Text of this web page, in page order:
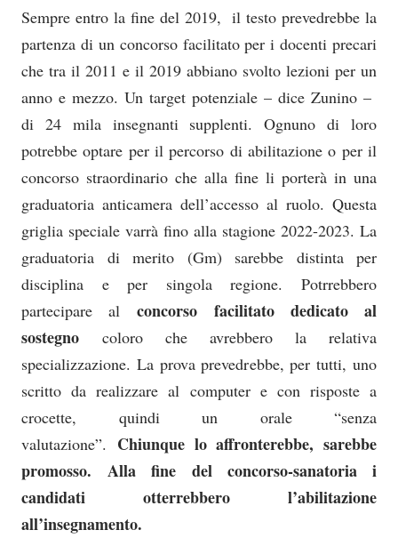
Sempre entro la fine del 2019, il testo prevedrebbe la
partenza di un concorso facilitato per i docenti precari
che tra il 2011 e il 2019 abbiano svolto lezioni per un
anno e mezzo. Un target potenziale – dice Zunino –
di 24 mila insegnanti supplenti. Ognuno di loro
potrebbe optare per il percorso di abilitazione o per il
concorso straordinario che alla fine li porterà in una
graduatoria anticamera dell’accesso al ruolo. Questa
griglia speciale varrà fino alla stagione 2022-2023. La
graduatoria di merito (Gm) sarebbe distinta per
disciplina e per singola regione. Potrrebbero
partecipare alconcorso facilitato dedicato al
sostegno coloro che avrebbero la relativa
specializzazione. La prova prevedrebbe, per tutti, uno
scritto da realizzare al computer e con risposte a
crocette, quindi un orale “senza
valutazione”. Chiunque lo affronterebbe, sarebbe
promosso.
Alla fine del concorso-sanatoria i
candidati otterrebbero l’abilitazione
all’insegnamento.